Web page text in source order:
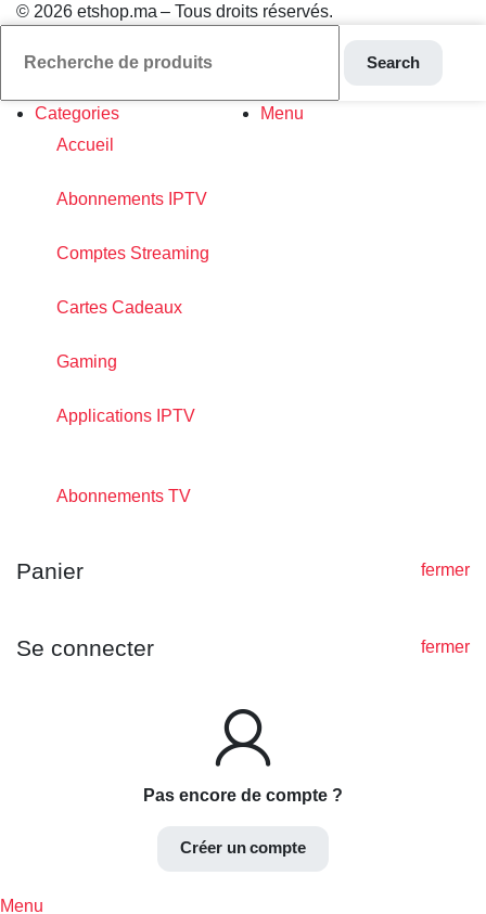
© 2026 etshop.ma – Tous droits réservés.
Search
Menu
Categories
Accueil
Abonnements IPTV
Comptes Streaming
Cartes Cadeaux
Gaming
Applications IPTV
Abonnements TV
Panier fermer
Se connecter fermer
Pas encore de compte ?
Créer un compte
Menu